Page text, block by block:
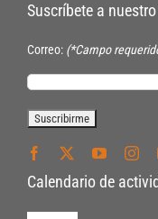
Suscríbete a
Correo: (*Campo
Calendario de